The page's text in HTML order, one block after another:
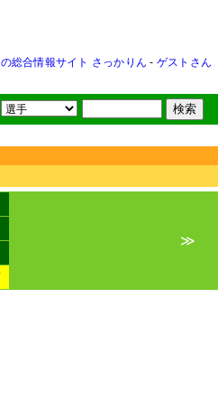
総合情報サイト さっかりん - ゲストさん
≫